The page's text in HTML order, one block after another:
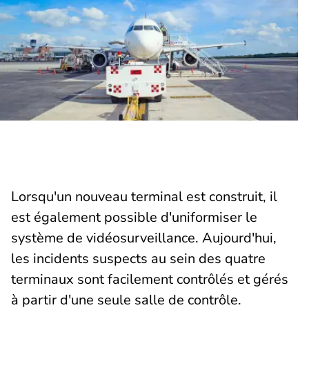
Lorsqu'un nouveau terminal est construit, il
est également possible d'uniformiser le
système de vidéosurveillance. Aujourd'hui,
les incidents suspects au sein des quatre
terminaux sont facilement contrôlés et gérés
à partir d'une seule salle de contrôle.